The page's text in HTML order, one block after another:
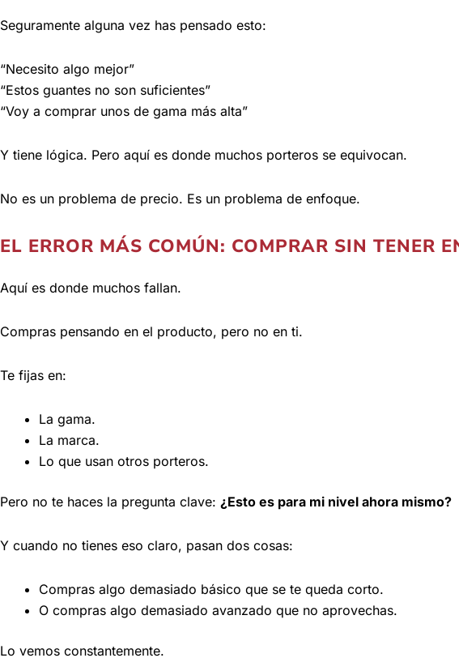
Seguramente alguna vez has pensado esto:
“Necesito algo mejor”
“Estos guantes no son suficientes”
“Voy a comprar unos de gama más alta”
Y tiene lógica. Pero aquí es donde muchos porteros se equivocan.
No es un problema de precio. Es un problema de enfoque.
EL ERROR MÁS COMÚN: COMPRAR SIN TENER
Aquí es donde muchos fallan.
Compras pensando en el producto, pero no en ti.
Te fijas en:
La gama.
La marca.
Lo que usan otros porteros.
Pero no te haces la pregunta clave: ¿Esto es para mi nivel ahora mismo?
Y cuando no tienes eso claro, pasan dos cosas:
Compras algo demasiado básico que se te queda corto.
O compras algo demasiado avanzado que no aprovechas.
Lo vemos constantemente.